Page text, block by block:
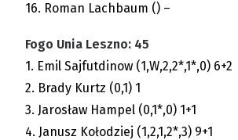
16. Roman Lachbaum () –
Fogo Unia Leszno: 45
1. Emil Sajfutdinow (1,W,2,2*,1*,0) 6+2
2. Brady Kurtz (0,1) 1
3. Jarosław Hampel (0,1*,0) 1+1
4. Janusz Kołodziej (1,2,1,2*,3) 9+1